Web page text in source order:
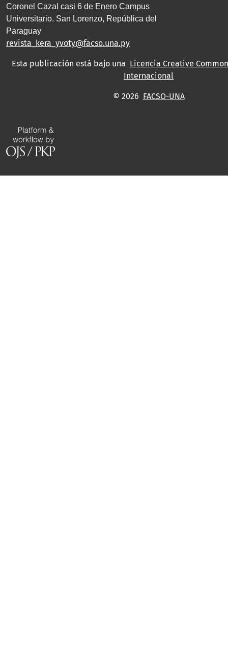
Coronel Cazal casi 6 de Enero Campus
Universitario. San Lorenzo, República del
Paraguay
revista_kera_yvoty@facso.una.py
Esta publicación está bajo una Licencia Creative
Internacional
© 2026 FACSO-UNA